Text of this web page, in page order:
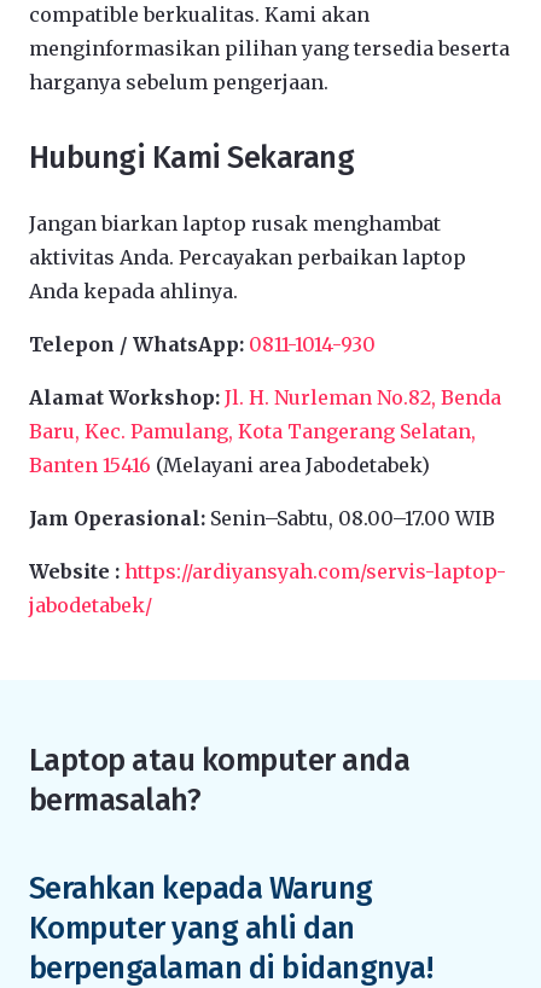
compatible berkualitas. Kami akan
menginformasikan pilihan yang tersedia beserta
harganya sebelum pengerjaan.
Hubungi Kami Sekarang
Jangan biarkan laptop rusak menghambat
aktivitas Anda. Percayakan perbaikan laptop
Anda kepada ahlinya.
Telepon / WhatsApp: 0811-1014-930
Alamat Workshop: Jl. H. Nurleman No.82, Benda
Baru, Kec. Pamulang, Kota Tangerang Selatan,
Banten 15416 (Melayani area Jabodetabek)
Jam Operasional: Senin–Sabtu, 08.00–17.00 WIB
Website : https://ardiyansyah.com/servis-laptop-
jabodetabek/
Laptop atau komputer anda
bermasalah?
Serahkan kepada Warung
Komputer yang ahli dan
berpengalaman di bidangnya!